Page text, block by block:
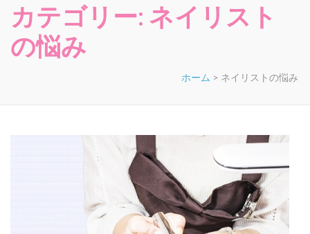
カテゴリー: ネイリスト
の悩み
ホーム > ネイリストの悩み